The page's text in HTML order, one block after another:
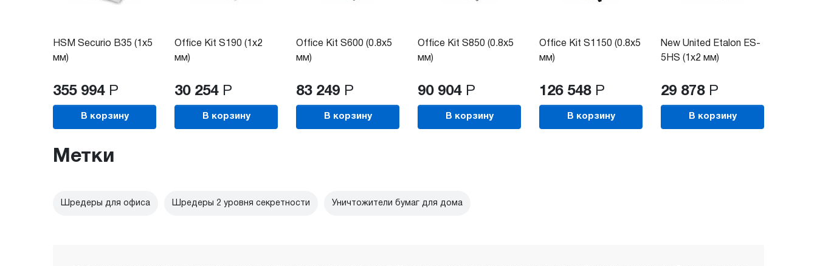
HSM Securio B35 (1x5
мм)
355 994 Р
В корзину
Office Kit S190 (1x2
мм)
30 254 Р
В корзину
Office Kit S600 (0.8x5
мм)
83 249 Р
В корзину
Office Kit S850 (0.8х5
мм)
90 904 Р
В корзину
Office Kit S1150 (0.8x5
мм)
126 548 Р
В корзину
New United Etalon ES-
5HS (1x2 мм)
29 878 Р
В корзину
Метки
Шредеры для офиса Шредеры 2 уровня секретности Уничтожители бумаг для дома